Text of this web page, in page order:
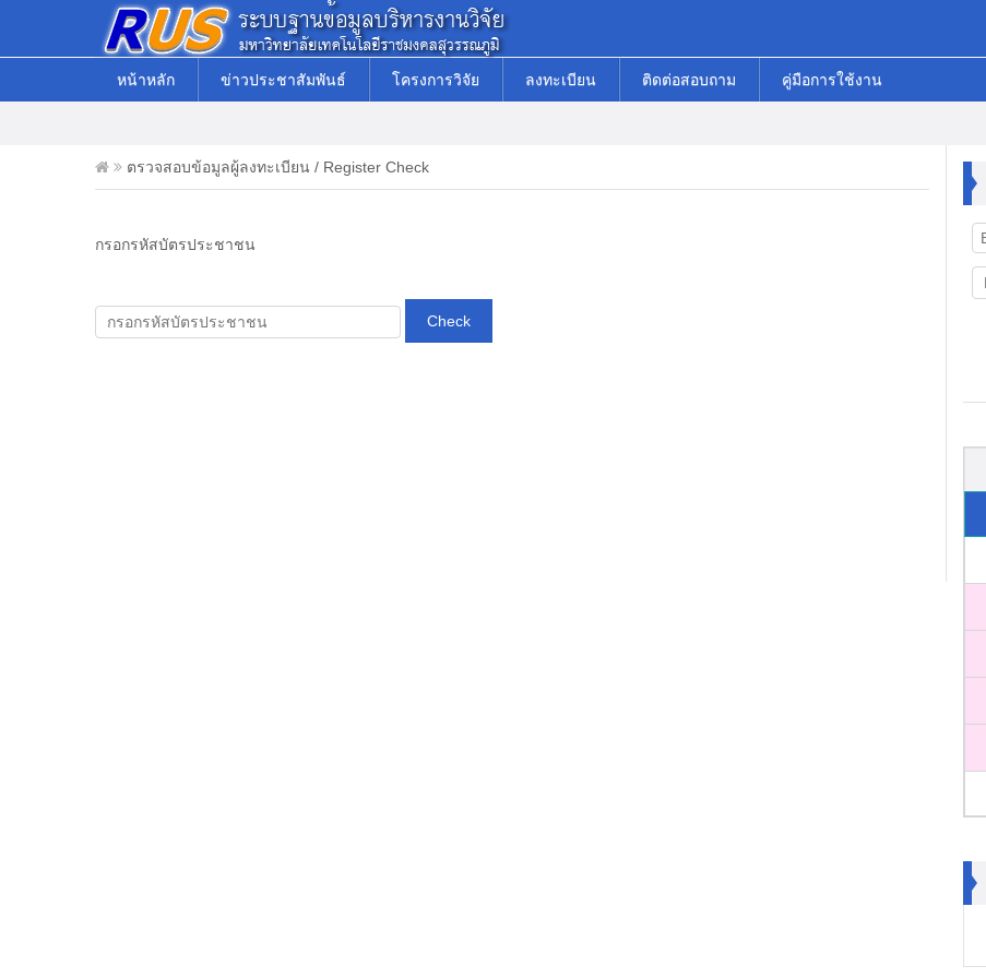
หน้าหลัก ข่าวประชาสัมพันธ์ โครงการวิจัย ลงทะเบียน ติดต่อสอบถาม คู่มือการใช้งาน
ตรวจสอบข้อมูลผู้ลงทะเบียน / Register Check
กรอกรหัสบัตรประชาชน